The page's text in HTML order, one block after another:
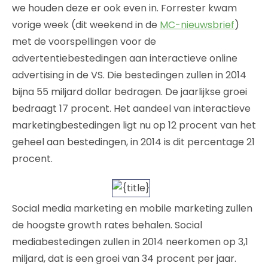
we houden deze er ook even in. Forrester kwam
vorige week (dit weekend in de MC-nieuwsbrief)
met de voorspellingen voor de
advertentiebestedingen aan interactieve online
advertising in de VS. Die bestedingen zullen in 2014
bijna 55 miljard dollar bedragen. De jaarlijkse groei
bedraagt 17 procent. Het aandeel van interactieve
marketingbestedingen ligt nu op 12 procent van het
geheel aan bestedingen, in 2014 is dit percentage 21
procent.
Social media marketing en mobile marketing zullen
de hoogste growth rates behalen. Social
mediabestedingen zullen in 2014 neerkomen op 3,1
miljard, dat is een groei van 34 procent per jaar.